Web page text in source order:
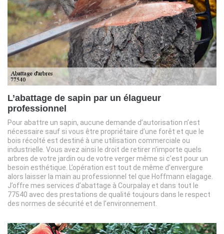
L’abattage de sapin par un élagueur
professionnel
Pour abattre un sapin, aucune demande d’autorisation n’est
nécessaire sauf si vous être propriétaire d’une forêt et que le
bois récolté est destiné à une utilisation commerciale ou
industrielle. Vous avez ainsi le droit de retirer n’importe quels
arbres de votre jardin ou de votre verger même si c’est pour un
besoin esthétique. L’opération est tout de même d’envergure
alors laisser la main au professionnel tel que Hoffmann elagage.
J’offre mes services d’abattage à Courpalay et dans tout le
77540 avec des prestations de qualité toujours dans le respect
des normes de sécurité et de l’environnement.